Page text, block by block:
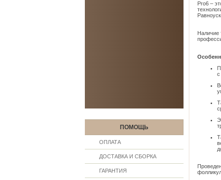
ПОМОЩЬ
ОПЛАТА
ДОСТАВКА И СБОРКА
ГАРАНТИЯ
Pro6 –
Наличие
с